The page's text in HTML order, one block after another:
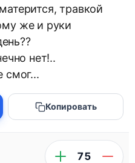
травкой
же и руки
нет!..
смог...
Копировать
75